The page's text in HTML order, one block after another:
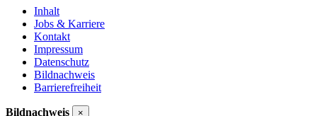
Inhalt
Jobs & Karriere
Kontakt
Impressum
Datenschutz
Bildnachweis
Barrierefreiheit
Bildnachweis ×